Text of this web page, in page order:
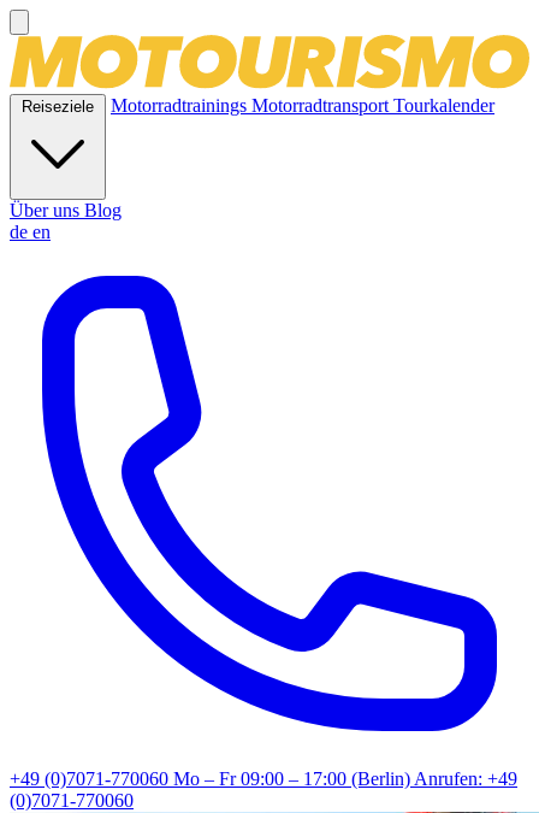
Reiseziele Motorradtrainings MotorradtransportTourkalender
Über uns Blog
de en
+49 (0)7071-770060 Mo – Fr 09:00 – 17:00 (Berlin)Anrufen: +49
(0)7071-770060